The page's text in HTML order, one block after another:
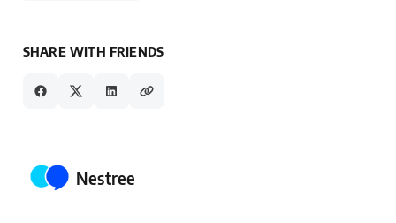
SHARE WITH FRIENDS
Posted by
Nestree